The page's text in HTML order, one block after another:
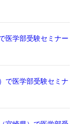
医学部受験セミナー
で医学部受験セミナ